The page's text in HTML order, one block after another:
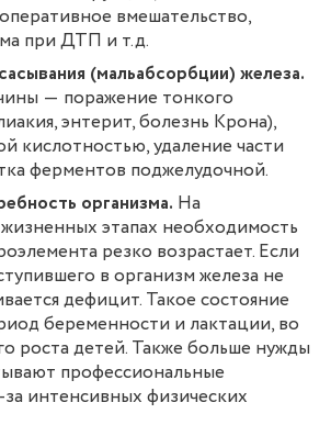
вмешательство,
при ДТП и т.д.
(мальабсорбции) железа.
― поражение тонкого
энтерит, болезнь Крона),
кислотностью, удаление части
ферментов поджелудочной.
организма. На
этапах необходимость
резко возрастает. Если
в организм железа не
дефицит. Такое состояние
беременности и лактации, во
роста детей. Также больше нужды
профессиональные
интенсивных физических